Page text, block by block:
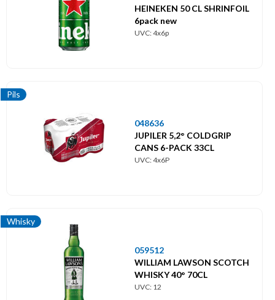
HEINEKEN 50 CL SHRINFOIL
6pack new
UVC: 4x6p
Pils
048636
JUPILER 5,2° COLDGRIP
CANS 6-PACK 33CL
UVC: 4x6P
Whisky
059512
WILLIAM LAWSON SCOTCH
WHISKY 40° 70CL
UVC: 12